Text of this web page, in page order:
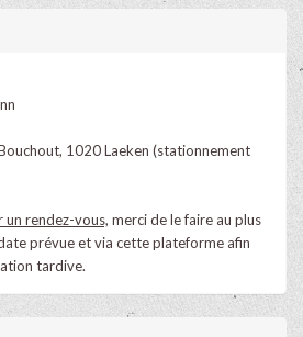
1020 Laeken (stationnement
un rendez-vous, merci de le faire au plus
prévue et via cette plateforme afin
tardive.